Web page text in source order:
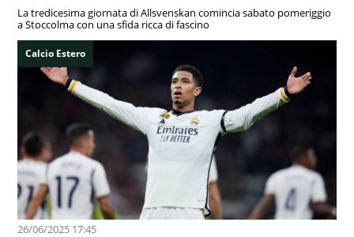
La tredicesima giornata di Allsvenskan comincia sabato pomeriggio
a Stoccolma con una sfida ricca di fascino
Calcio Estero
26/06/2025 17:45